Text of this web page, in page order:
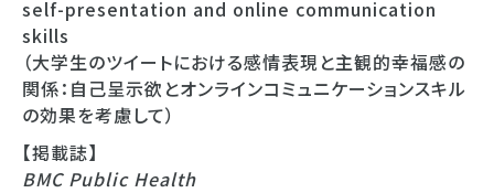
self-presentation and online communication
skills
（大学生のツイートにおける感情表現と主観的幸福感の
関係：自己呈示欲とオンラインコミュニケーションスキル
の効果を考慮して）
【掲載誌】
BMC Public Health